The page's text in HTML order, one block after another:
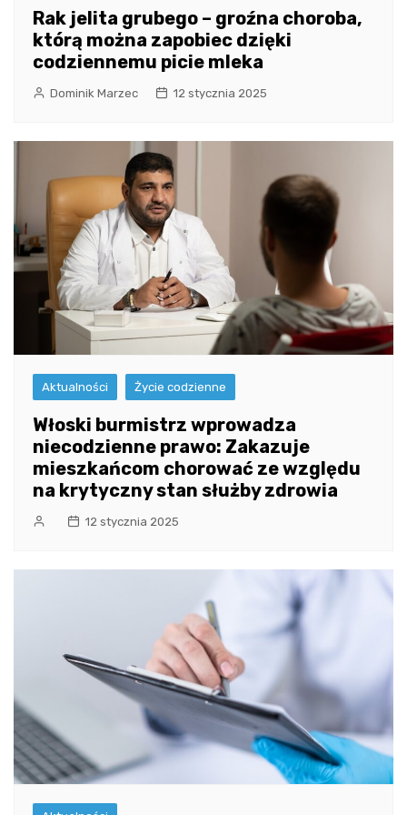
Rak jelita grubego – groźna choroba,
którą można zapobiec dzięki
codziennemu picie mleka
Dominik Marzec 12 stycznia 2025
Aktualności Życie codzienne
Włoski burmistrz wprowadza
niecodzienne prawo: Zakazuje
mieszkańcom chorować ze względu
na krytyczny stan służby zdrowia
12 stycznia 2025